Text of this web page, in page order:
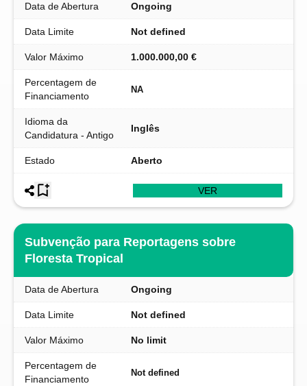
Data de Abertura Ongoing
Data Limite Not defined
Valor Máximo 1.000.000,00 €
Percentagem de
Financiamento
NA
Idioma da
Candidatura - Antigo
Inglês
Estado Aberto
VER
Subvenção para Reportagens sobre
Floresta Tropical
Data de Abertura Ongoing
Data Limite Not defined
Valor Máximo No limit
Percentagem de
Financiamento
Not defined